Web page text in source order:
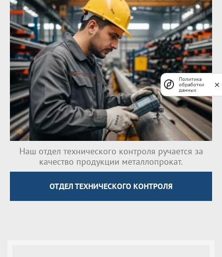
Наш отдел технического контроля ручается за
качество продукции металлопрокат.
ОТДЕЛ ТЕХНИЧЕСКОГО КОНТРОЛЯ
Политика
обработки
данных